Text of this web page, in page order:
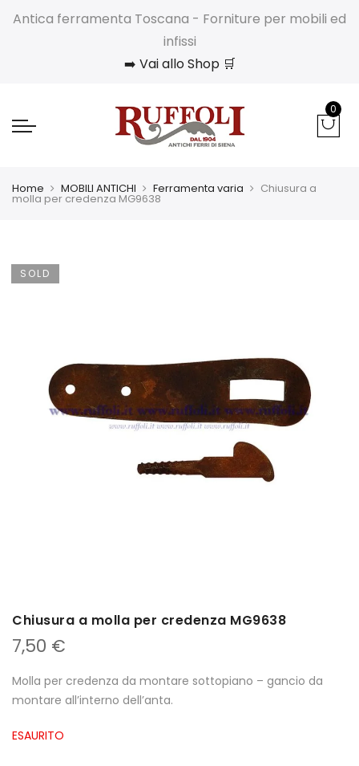
Antica ferramenta Toscana - Forniture per mobili ed
infissi
➡️ Vai allo Shop 🛒
0
Home MOBILI ANTICHI Ferramenta varia Chiusura a
molla per credenza MG9638
SOLD
Chiusura a molla per credenza MG9638
7,50 €
Molla per credenza da montare sottopiano – gancio da
montare all’interno dell’anta.
ESAURITO